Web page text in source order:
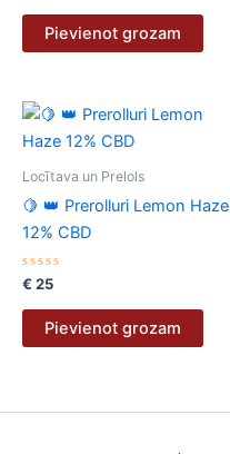
0
Pievienot grozam
Locītava un Prelols
🍋 👑 Prerolluri Lemon Haze
12% CBD
Novērtēts
0
€ 25
Pievienot grozam